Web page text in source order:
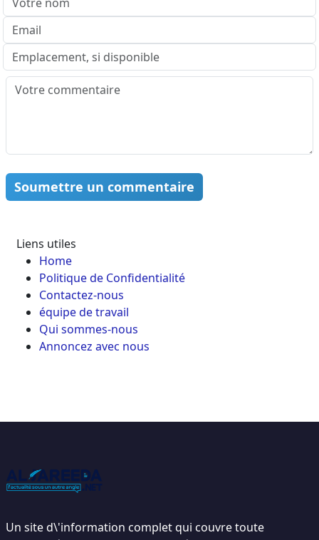
Soumettre un commentaire
Liens utiles
Home
Politique de Confidentialité
Contactez-nous
équipe de travail
Qui sommes-nous
Annoncez avec nous
Un site d\'information complet qui couvre toute